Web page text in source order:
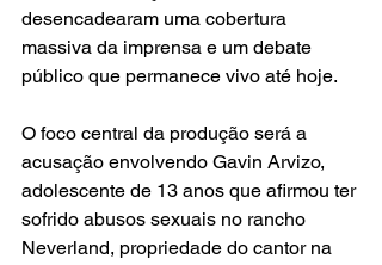
desencadearam uma cobertura
massiva da imprensa e um debate
público que permanece vivo até hoje.
O foco central da produção será a
acusação envolvendo Gavin Arvizo,
adolescente de 13 anos que afirmou ter
sofrido abusos sexuais no rancho
Neverland, propriedade do cantor na